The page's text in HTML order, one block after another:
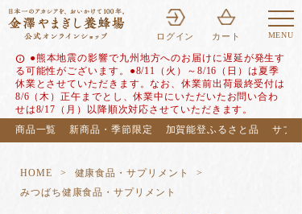
MENU
ログイン カート
info ●熊本地震の影響で九州地方へのお届けに遅延が発生す
る可能性がございます。●8/11（火）～8/16（日）は夏季
休業とさせていただきます。なお、休業前出荷最終受付は
8/6（木）正午までとし、休業中にいただいたお問い合わ
せは8/17（月）以降順次対応させていただきます。
商品一覧
新商品・季節限定 加賀能登ふるさと品 サブ
HOME
健康食品・サプリメント
みつばち健康食品・サプリメント